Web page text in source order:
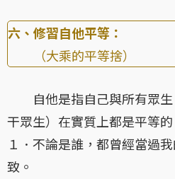
六、修習自他平等：
（大乘的平等捨）
自他是指自己與所有眾生
干眾生）在實質上都是平等
１．不論是誰，都曾經當過
致。